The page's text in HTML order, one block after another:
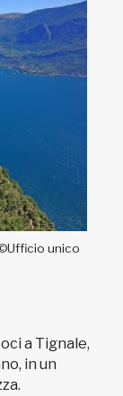
unico
a Tignale,
in un